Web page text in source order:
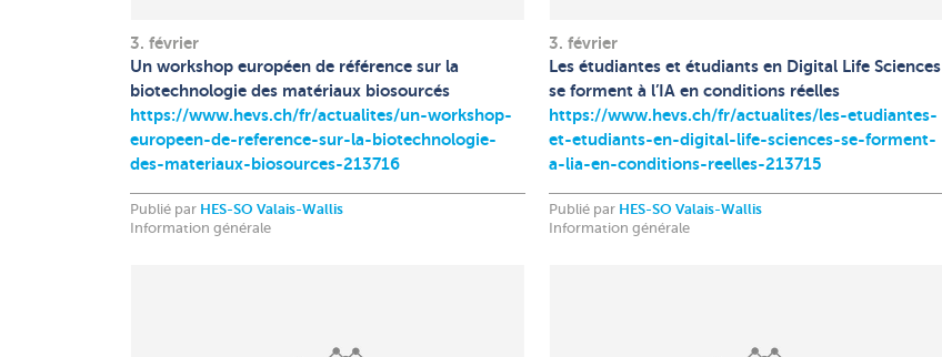
3. février
Un workshop européen de référence sur la
biotechnologie des matériaux biosourcés
https://www.hevs.ch/fr/actualites/un-workshop-
europeen-de-reference-sur-la-biotechnologie-
des-materiaux-biosources-213716
Publié par HES-SO Valais-Wallis
Information générale
3. février
Les étudiantes et étudiants en Digital Life Sciences
se forment à l’IA en conditions réelles
https://www.hevs.ch/fr/actualites/les-etudiantes-
et-etudiants-en-digital-life-sciences-se-forment-
a-lia-en-conditions-reelles-213715
Publié par HES-SO Valais-Wallis
Information générale